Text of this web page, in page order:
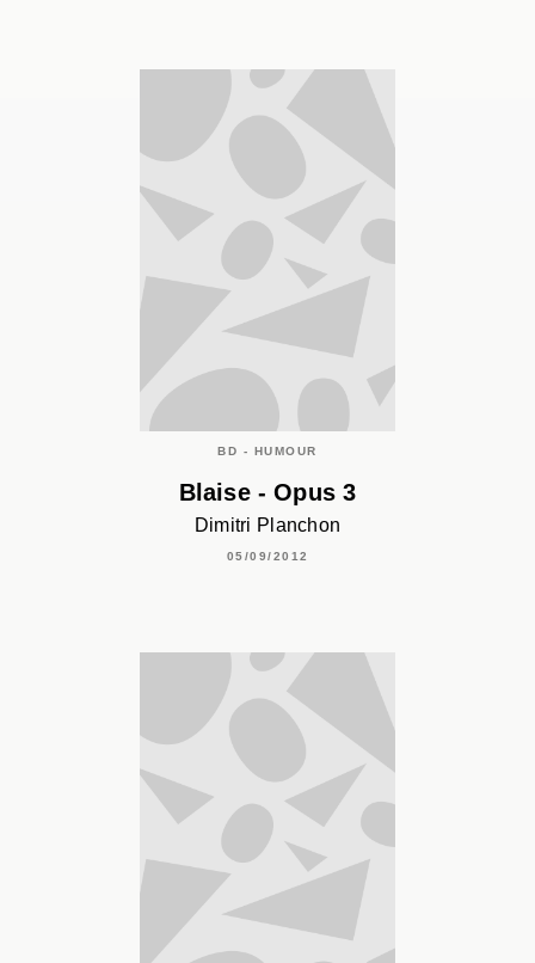
BD - HUMOUR
Blaise - Opus 3
Dimitri Planchon
05/09/2012